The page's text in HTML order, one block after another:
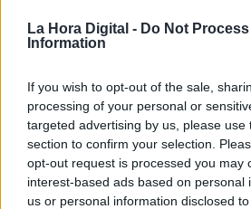
La Hora Digital - Do Not
Information
If you wish to opt-out of the sale,
processing of your personal or
targeted advertising by us, please use
section to confirm your selection.
opt-out request is processed you may
interest-based ads based on personal
us or personal information disclosed
Sánchez considera que
emérito debería dar
pública a los españoles